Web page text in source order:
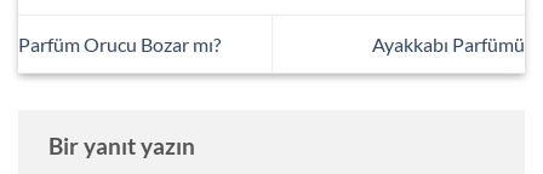
Parfüm Orucu Bozar mı? Ayakkabı Parfümü
Bir yanıt yazın